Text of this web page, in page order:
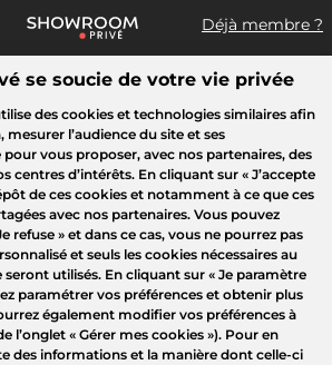
Déjà membre ?
vous ?
Sport Mode Enfant Hi-tech
se soucie de votre vie privée
des cookies et technologies similaires afin
mesurer l’audience du site et ses
vous proposer, avec nos partenaires, des
centres d’intérêts. En cliquant sur « J’accepte
de ces cookies et notamment à ce que ces
avec nos partenaires. Vous pouvez
refuse » et dans ce cas, vous ne pourrez pas
et seuls les cookies nécessaires au
utilisés. En cliquant sur « Je paramètre
paramétrer vos préférences et obtenir plus
également modifier vos préférences à
l’onglet « Gérer mes cookies »). Pour en
des informations et la manière dont celle-ci